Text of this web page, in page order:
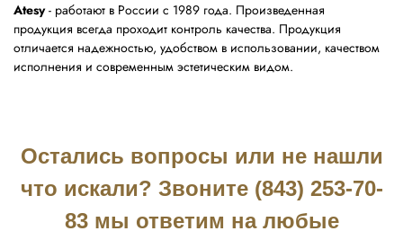
Atesy- работают в России с 1989 года. Произведенная
продукция всегда проходит контроль качества. Продукция
отличается надежностью, удобством в использовании, качеством
исполнения и современным эстетическим видом.
Остались вопросы или не нашли
что искали? Звоните (843) 253-70-
83 мы ответим на любые